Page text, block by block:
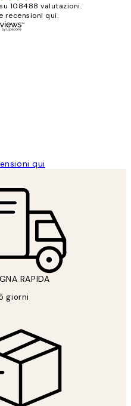
108488 valutazioni.
recensioni qui.
qui
RAPIDA
giorni